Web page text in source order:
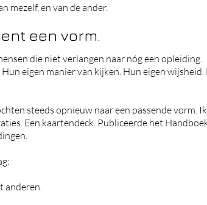
mezelf, en van de ander.
een vorm.
die niet verlangen naar nóg een opleiding.
eigen manier van kijken. Hun eigen wijsheid.
steeds opnieuw naar een passende vorm.
Een kaartendeck. Publiceerde het
anderen.